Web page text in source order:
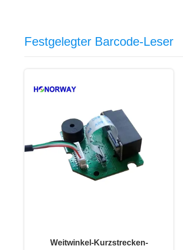
Festgelegter Barcode-Leser
Weitwinkel-Kurzstrecken-